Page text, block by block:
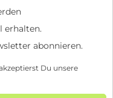
erhalten.
abonnieren.
Du unsere